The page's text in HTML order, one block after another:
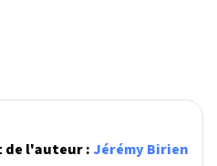
de l'auteur : Jérémy Birien